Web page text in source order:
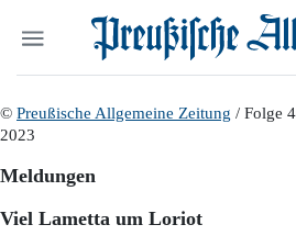
Politik
Gesellschaft
Suchen und finden
© Preußische Allgemeine Zeitung / Folge
2023
Meldungen
Viel Lametta um Loriot